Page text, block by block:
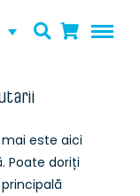
este aici
Poate doriți